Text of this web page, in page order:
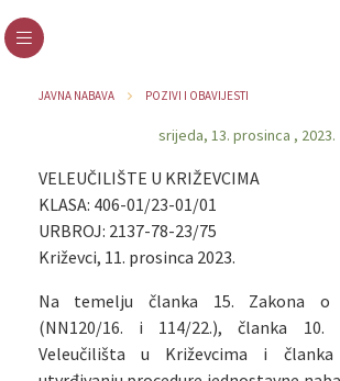
JAVNA NABAVA POZIVI I OBAVIJESTI
srijeda, 13. prosinca , 2023.
VELEUČILIŠTE U KRIŽEVCIMA
KLASA: 406-01/23-01/01
URBROJ: 2137-78-23/75
Križevci, 11. prosinca 2023.
Na temelju članka 15. Zakona o
(NN120/16. i 114/22.), članka
Veleučilišta u Križevcima i